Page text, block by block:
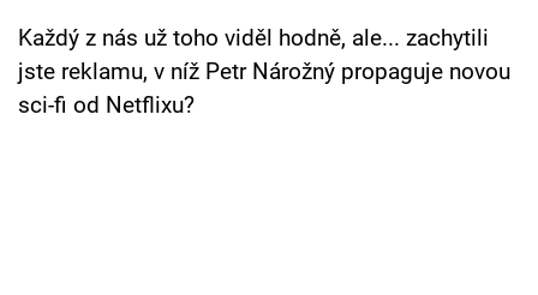
Sledujte nás
Každý z nás už toho viděl hodně, ale... zachytili
jste reklamu, v níž Petr Nárožný propaguje novou
sci-fi od Netflixu?